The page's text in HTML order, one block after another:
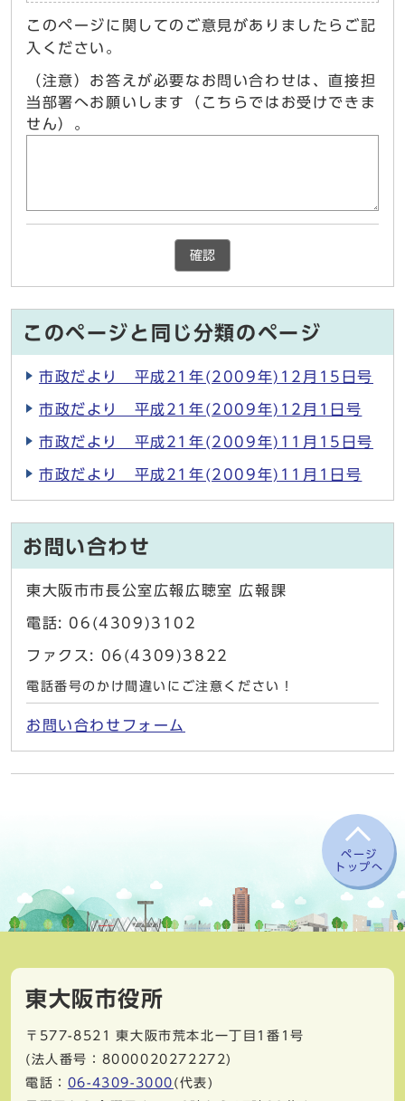
このページに関してのご意見がありましたらご記
入ください。
（注意）お答えが必要なお問い合わせは、直接担
当部署へお願いします（こちらではお受けできま
せん）。
確認
このページと同じ分類のページ
市政だより 平成21年(2009年)12月15日号
市政だより 平成21年(2009年)12月1日号
市政だより 平成21年(2009年)11月15日号
市政だより 平成21年(2009年)11月1日号
お問い合わせ
東大阪市市長公室広報広聴室 広報課
電話: 06(4309)3102
ファクス: 06(4309)3822
電話番号のかけ間違いにご注意ください！
お問い合わせフォーム
ページ
トップへ
東大阪市役所
〒577-8521
東大阪市荒本北一丁目1番1号
(法人番号：8000020272272)
電話： 06-4309-3000 (代表)